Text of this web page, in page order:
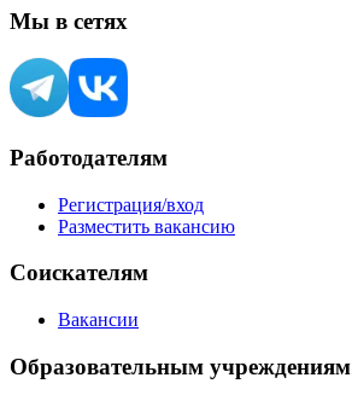
Мы в сетях
Работодателям
Регистрация/вход
Разместить вакансию
Соискателям
Вакансии
Образовательным учреждениям